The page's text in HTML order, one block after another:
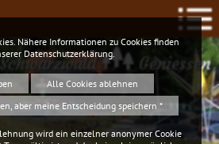
Schwarzwald Geniessen
Nähere Informationen zu Cookies finden
Datenschutzerklärung.
Alle Cookies ablehnen
aber meine Entscheidung speichern *
wird ein einzelner anonymer Cookie